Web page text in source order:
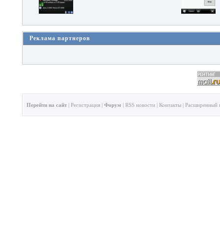
Реклама партнеров
Перейти на сайт | Регистрация| Форум | RSS новости| Контакты| Расширенный